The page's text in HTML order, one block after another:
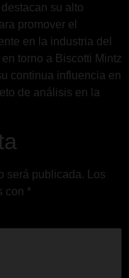
su alto
promover el
en la industria del
torno a Biscotti Mintz
continua influencia en
de análisis en la
será publicada.
Los
con *